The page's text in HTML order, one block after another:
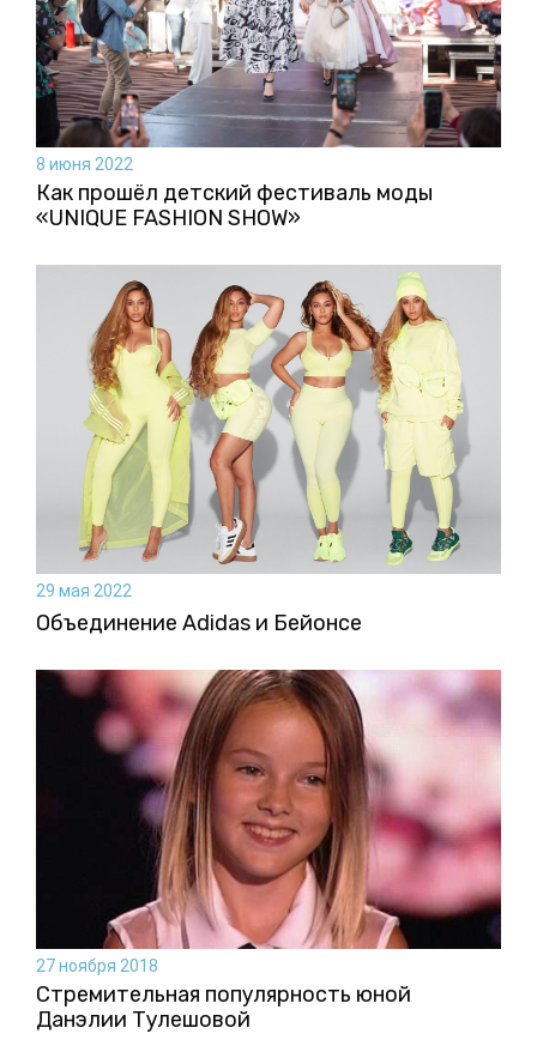
8 июня 2022
Как прошёл детский фестиваль моды
«UNIQUE FASHION SHOW»
29 мая 2022
Объединение Adidas и Бейонсе
27 ноября 2018
Стремительная популярность юной
Данэлии Тулешовой